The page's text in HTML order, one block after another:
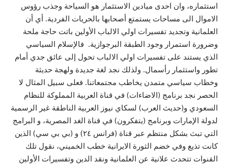
استثماره، وان احدى ميادين الاستثمار هو السياحة وجذب رؤوس
الاموال الى مساحات يستمتع أصحابها بالحريات الفردية. أي أن
العلمانية وتجديد تفسيرات اولي الالباب الأولين باتت حاجة ملحة
وضرورة استمرار وجود الطبقة البرجوازية. فالإسلام السياسي
الذي يستند على تفسيرات اولي الالباب تحول إلى عائق جدي أمام
تطور واستثمار رأسمال. ولذلك نجد لغة جديدة ولهجة حديثة
وخطاب سياسي متمدن يخاطب مجتمعاتنا. فعلى سبيل المثال لا
الحصر نجد برنامج (الاضاءات) في قناة العربية المملوكة للنظام
السعودي و(حديث العرب) لسكاي نيوز العربية الناطقة غير الرسمية
لدولة الإمارات وبرنامج (يتفكرون) في قناة الغد المصرية، و البرامج
التي تبث بشكل منتظم عبر قناة (فرانس ٢٤) و (بي بي سي) الذين
كانت تذيع وفي خضم الثورة الايرانية خطب الخميني، نقول تلك
القنوات تتحدث علانية عن العلمانية ونقد الدين وتفسيرات الأولين